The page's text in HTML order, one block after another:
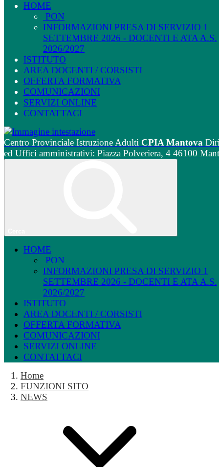
HOME
PON
INFORMAZIONI PRESA DI SERVIZIO 1
SETTEMBRE 2026 - DOCENTI E ATA A.S.
2026/2027
ISTITUTO
AREA DOCENTI / CORSISTI
OFFERTA FORMATIVA
COMUNICAZIONI
SERVIZI ONLINE
CONTATTACI
Centro Provinciale Istruzione Adulti CPIA Mantova
ed Uffici amministrativi: Piazza Polveriera, 4 46100
HOME
PON
INFORMAZIONI PRESA DI SERVIZIO 1
SETTEMBRE 2026 - DOCENTI E ATA A.S.
2026/2027
ISTITUTO
AREA DOCENTI / CORSISTI
OFFERTA FORMATIVA
COMUNICAZIONI
SERVIZI ONLINE
CONTATTACI
Home
FUNZIONI SITO
NEWS